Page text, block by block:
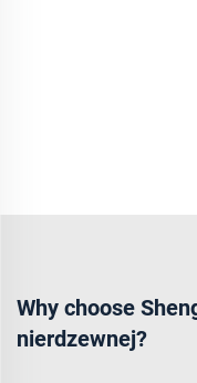
Why choose
nierdzewnej?